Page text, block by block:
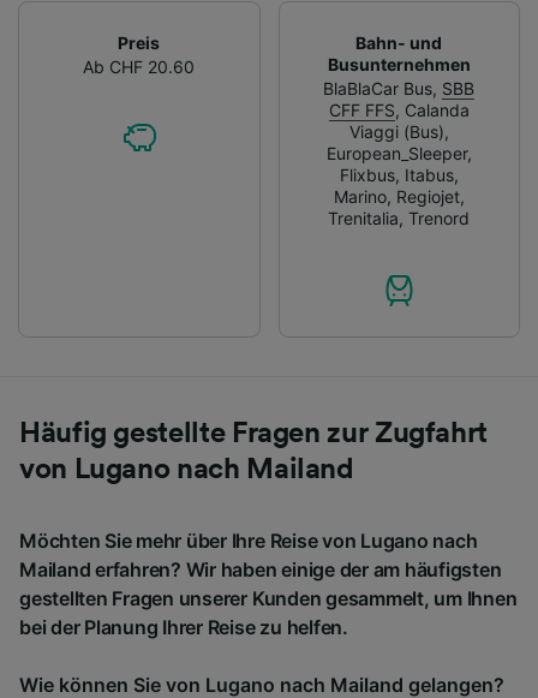
Preis
Ab CHF 20.60
Bahn- und
Busunternehmen
BlaBlaCar Bus, SBB
CFF FFS, Calanda
Viaggi (Bus),
European_Sleeper,
Flixbus, Itabus,
Marino, Regiojet,
Trenitalia,Trenord
Häufig gestellte Fragen zur Zugfahrt
von Lugano nach Mailand
Möchten Sie mehr über Ihre Reise von Lugano nach
Mailand erfahren? Wir haben einige der am häufigsten
gestellten Fragen unserer Kunden gesammelt, um Ihnen
bei der Planung Ihrer Reise zu helfen.
Wie können Sie von Lugano nach Mailand gelangen?